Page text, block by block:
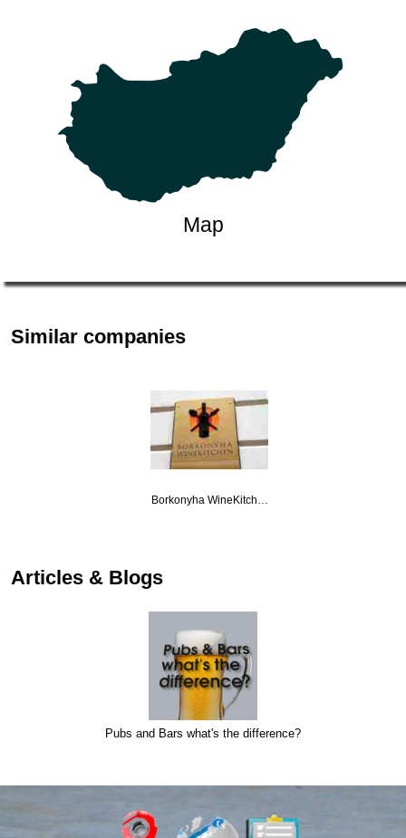
Map
Similar companies
Borkonyha WineKitch…
Articles & Blogs
Pubs and Bars what's the difference?